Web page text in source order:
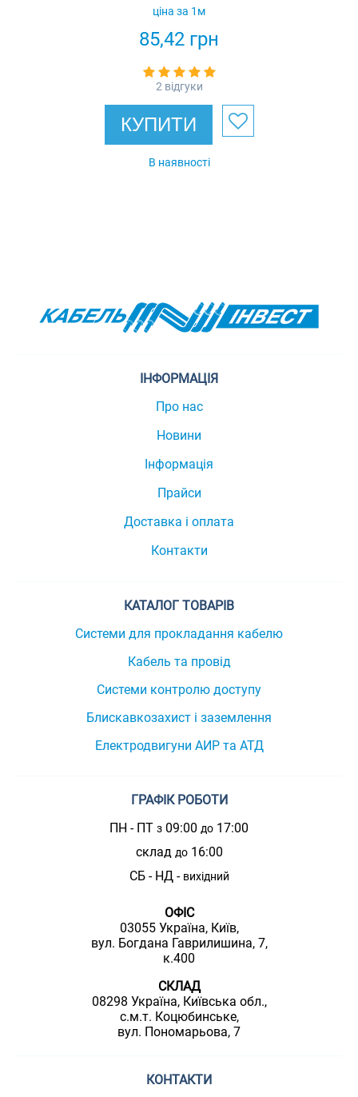
85,42 грн
ціна за 1м
2 відгуки
КУПИТИ
В наявності
ІНФОРМАЦІЯ
Про нас
Новини
Інформація
Прайси
Доставка і оплата
Контакти
КАТАЛОГ ТОВАРІВ
Системи для прокладання кабелю
Кабель та провід
Системи контролю доступу
Блискавкозахист і заземлення
Електродвигуни АИР та АТД
ГРАФІК РОБОТИ
ПН - ПТ з 09:00 до 17:00
склад до16:00
СБ - НД - вихідний
ОФІС
03055 Україна, Київ,
вул. Богдана Гаврилишина, 7,
к.400
СКЛАД
08298 Україна, Київська обл.,
с.м.т. Коцюбинське,
вул. Пономарьова, 7
КОНТАКТИ